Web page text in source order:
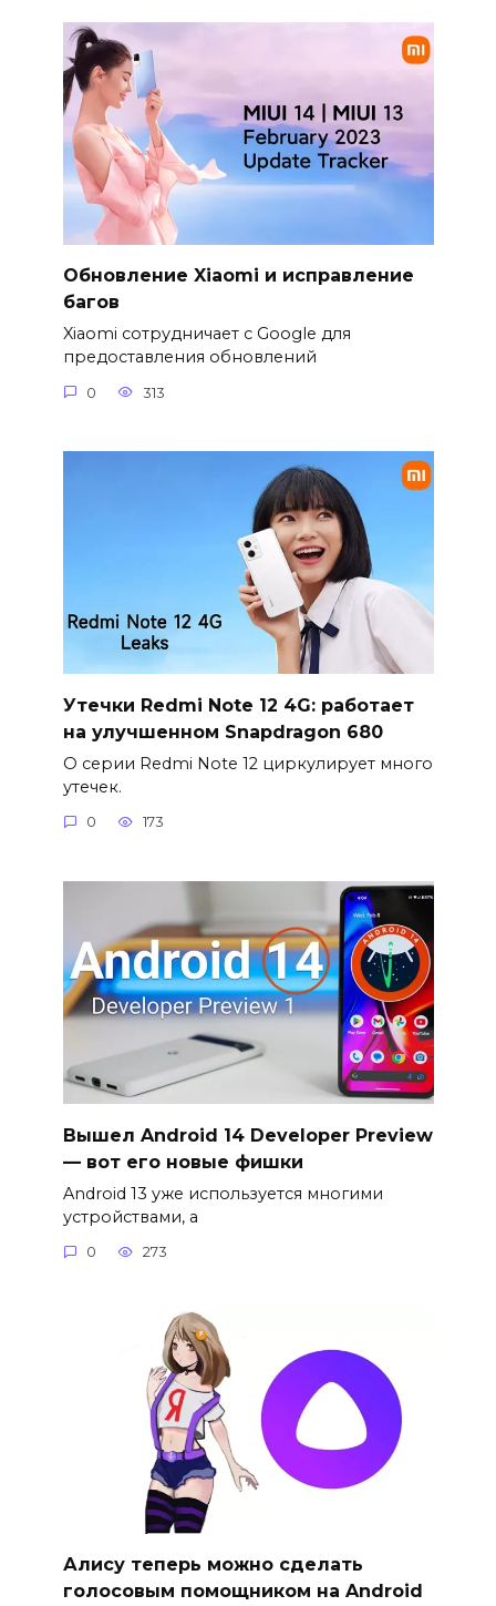
Обновление Xiaomi и исправление
багов
Xiaomi сотрудничает с Google для
предоставления обновлений
0 313
Утечки Redmi Note 12 4G: работает
на улучшенном Snapdragon 680
О серии Redmi Note 12 циркулирует много
утечек.
0 173
Вышел Android 14 Developer Preview
— вот его новые фишки
Android 13 уже используется многими
устройствами, а
0 273
Алису теперь можно сделать
голосовым помощником на Android